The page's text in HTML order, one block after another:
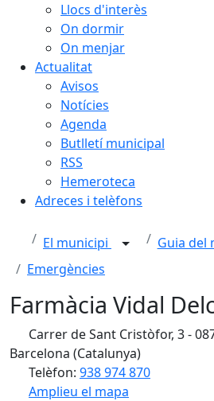
Llocs d'interès
On dormir
On menjar
Actualitat
Avisos
Notícies
Agenda
Butlletí municipal
RSS
Hemeroteca
Adreces i telèfons
El municipi
Guia del
Emergències
Farmàcia Vidal
Carrer de Sant Cristòfor, 3 -
Barcelona (Catalunya)
Telèfon: 938 974 870
Amplieu el mapa